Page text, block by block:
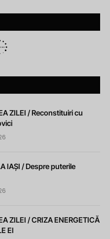
ZILEI / Reconstituiri cu
IAȘI / Despre puterile
ZILEI / CRIZA ENERGETICĂ
EI